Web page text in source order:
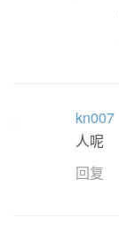
kn007
人呢
回复